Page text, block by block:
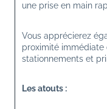
une prise en main
Vous apprécierez
proximité immédiate
stationnements et
Les atouts :